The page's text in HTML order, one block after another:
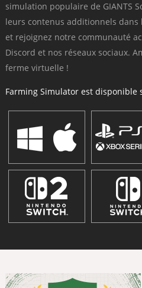
simulation populaire de GIANTS
leurs contenus additionnels
et rejoignez notre communauté
Discord et nos réseaux sociaux.
ferme virtuelle !
Farming Simulator est disponible